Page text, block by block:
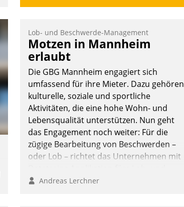
Lob- und Beschwerde-Management
Motzen in Mannheim
erlaubt
Die GBG Mannheim engagiert sich
umfassend für ihre Mieter. Dazu gehören
kulturelle, soziale und sportliche
Aktivitäten, die eine hohe Wohn- und
Lebensqualität unterstützen. Nun geht
das Engagement noch weiter: Für die
zügige Bearbeitung von Beschwerden –
oder Lob – richtet das Unternehmen mit
Beschwerde-Management einen eigenen
Andreas Lerchner